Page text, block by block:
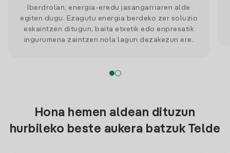
Iberdrolan, energia-eredu jasangarriaren alde
egiten dugu. Ezagutu energia berdeko zer soluzio
eskaintzen ditugun, baita etxetik edo enpresatik
ingurumena zaintzen nola lagun dezakezun ere.
Hona hemen aldean dituzun
hurbileko beste aukera batzuk Telde